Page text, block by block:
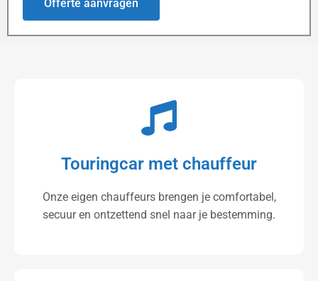
Offerte aanvragen
Touringcar met chauffeur
Onze eigen chauffeurs brengen je comfortabel,
secuur en ontzettend snel naar je bestemming.